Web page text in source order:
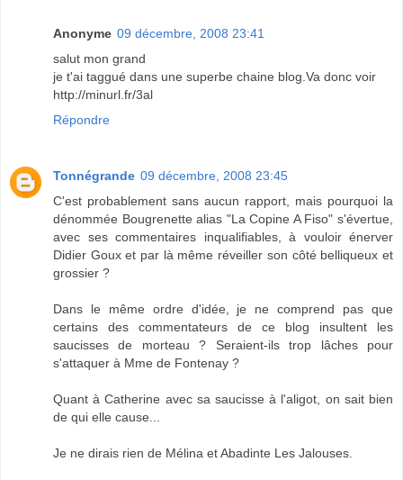
Anonyme 09 décembre, 2008 23:41
salut mon grand
je t'ai taggué dans une superbe chaine blog.Va donc voir
http://minurl.fr/3al
Répondre
Tonnégrande 09 décembre, 2008 23:45
C'est probablement sans aucun rapport, mais pourquoi la
dénommée Bougrenette alias "La Copine A Fiso" s'évertue,
avec ses commentaires inqualifiables, à vouloir énerver
Didier Goux et par là même réveiller son côté belliqueux et
grossier ?
Dans le même ordre d'idée, je ne comprend pas que
certains des commentateurs de ce blog insultent les
saucisses de morteau ? Seraient-ils trop lâches pour
s'attaquer à Mme de Fontenay ?
Quant à Catherine avec sa saucisse à l'aligot, on sait bien
de qui elle cause...
Je ne dirais rien de Mélina et Abadinte Les Jalouses.